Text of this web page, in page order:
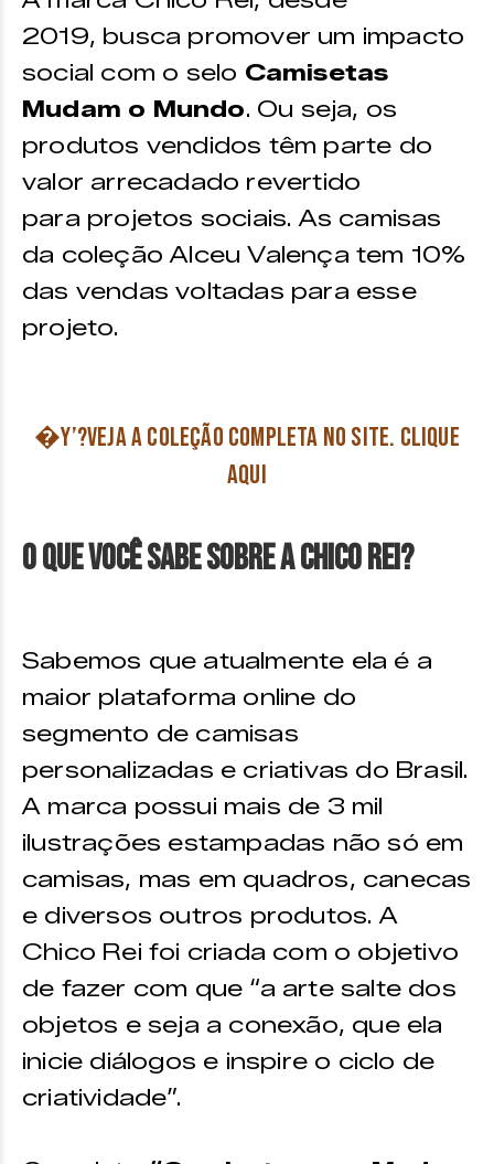
2019, busca promover um impacto
social com o selo Camisetas
Mudam o Mundo. Ou seja, os
produtos vendidos têm parte do
valor arrecadado revertido
para projetos sociais. As camisas
da coleção Alceu Valença tem 10%
das vendas voltadas para esse
projeto.
�Y’?Veja a coleção completa no site. Clique
AQUI
O que você sabe sobre a Chico Rei?
Sabemos que atualmente ela é a
maior plataforma online do
segmento de camisas
personalizadas e criativas do Brasil.
A marca possui mais de 3 mil
ilustrações estampadas não só em
camisas, mas em quadros, canecas
e diversos outros produtos. A
Chico Rei foi criada com o objetivo
de fazer com que “a arte salte dos
objetos e seja a conexão, que ela
inicie diálogos e inspire o ciclo de
criatividade”.